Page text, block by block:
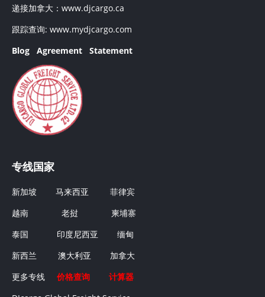
递接加拿大： www.djcargo.ca
跟踪查询: www.mydjcargo.com
Blog
Agreement Statement
专线国家
新加坡 马来西亚
菲律宾
越南
老挝
柬埔寨
泰国
印度尼西亚
缅甸
新西兰
澳大利亚
加拿大
更多专线
价格查询
计算器